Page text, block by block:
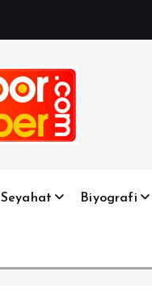
Seyahat Biyografi